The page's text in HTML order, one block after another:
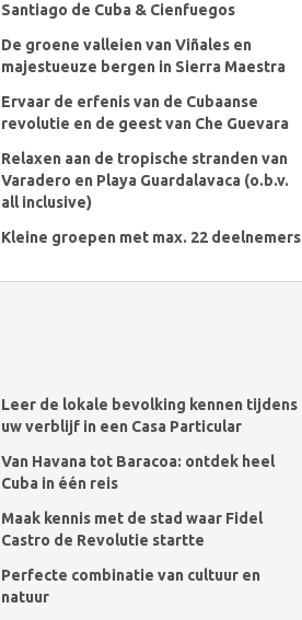
Santiago de Cuba & Cienfuegos
De groene valleien van Viñales en
majestueuze bergen in Sierra Maestra
Ervaar de erfenis van de Cubaanse
revolutie en de geest van Che Guevara
Relaxen aan de tropische stranden van
Varadero en Playa Guardalavaca (o.b.v.
all inclusive)
Kleine groepen met max. 22 deelnemers
Leer de lokale bevolking kennen tijdens
uw verblijf in een Casa Particular
Van Havana tot Baracoa: ontdek heel
Cuba in één reis
Maak kennis met de stad waar Fidel
Castro de Revolutie startte
Perfecte combinatie van cultuur en
natuur